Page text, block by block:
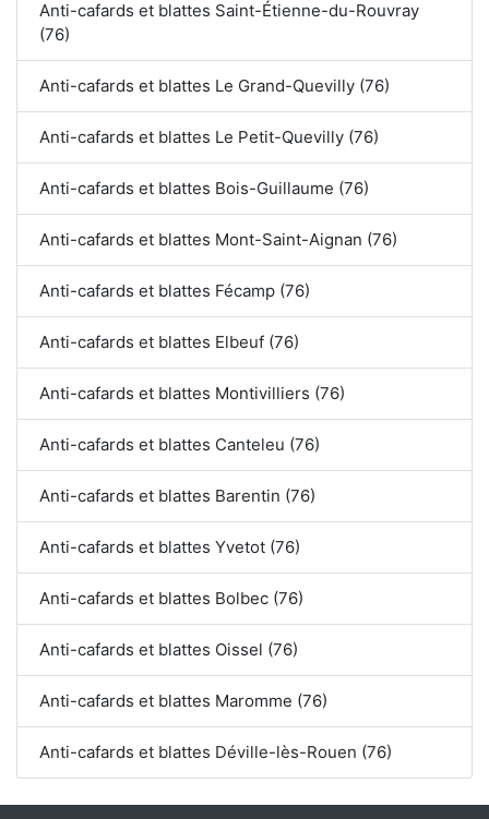
Anti-cafards et blattes Saint-Étienne-du-Rouvray
(76)
Anti-cafards et blattes Le Grand-Quevilly (76)
Anti-cafards et blattes Le Petit-Quevilly (76)
Anti-cafards et blattes Bois-Guillaume (76)
Anti-cafards et blattes Mont-Saint-Aignan (76)
Anti-cafards et blattes Fécamp (76)
Anti-cafards et blattes Elbeuf (76)
Anti-cafards et blattes Montivilliers (76)
Anti-cafards et blattes Canteleu (76)
Anti-cafards et blattes Barentin (76)
Anti-cafards et blattes Yvetot (76)
Anti-cafards et blattes Bolbec (76)
Anti-cafards et blattes Oissel (76)
Anti-cafards et blattes Maromme (76)
Anti-cafards et blattes Déville-lès-Rouen (76)